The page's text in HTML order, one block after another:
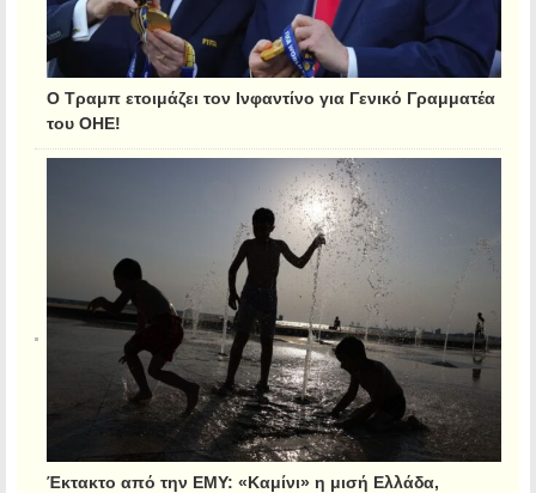
Ο Τραμπ ετοιμάζει τον Ινφαντίνο για Γενικό Γραμματέα
του ΟΗΕ!
Έκτακτο από την ΕΜΥ: «Καμίνι» η μισή Ελλάδα,